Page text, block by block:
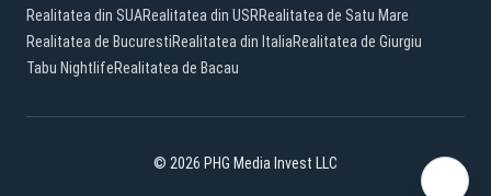
Realitatea din SUARealitatea din USRRealitatea de Satu Mare
Realitatea de BucurestiRealitatea din ItaliaRealitatea de Giurgiu
Tabu NightlifeRealitatea de Bacau
© 2026 PHG Media Invest LLC